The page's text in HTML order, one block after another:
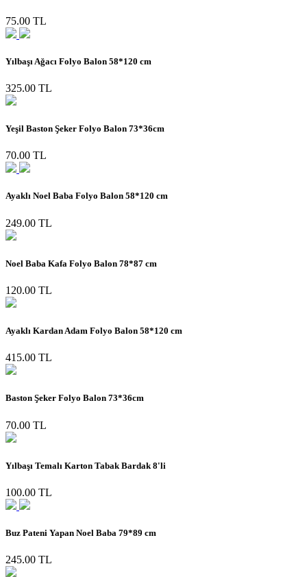
75.00 TL
Yılbaşı Ağacı Folyo Balon 58*120 cm
325.00 TL
Yeşil Baston Şeker Folyo Balon 73*36cm
70.00 TL
Ayaklı Noel Baba Folyo Balon 58*120 cm
249.00 TL
Noel Baba Kafa Folyo Balon 78*87 cm
120.00 TL
Ayaklı Kardan Adam Folyo Balon 58*120 cm
415.00 TL
Baston Şeker Folyo Balon 73*36cm
70.00 TL
Yılbaşı Temalı Karton Tabak Bardak 8'li
100.00 TL
Buz Pateni Yapan Noel Baba 79*89 cm
245.00 TL